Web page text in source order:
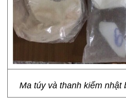
Ma túy và thanh kiếm nhật